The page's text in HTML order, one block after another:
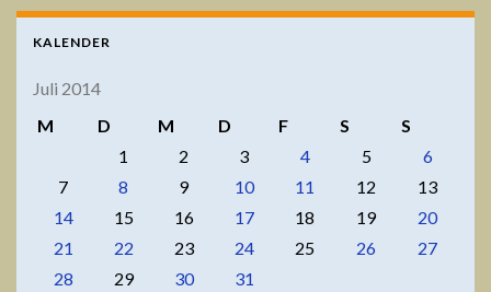
KALENDER
Juli 2014
M
D M D F S
S
1
2 3 4 5
6
7
8 9 10 11 12
13
14
15 16 17 18 19
20
21
22 23 24 25 26
27
28
29 30 31